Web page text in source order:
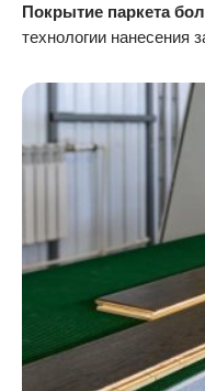
Покрытие паркета
технологии нанесения